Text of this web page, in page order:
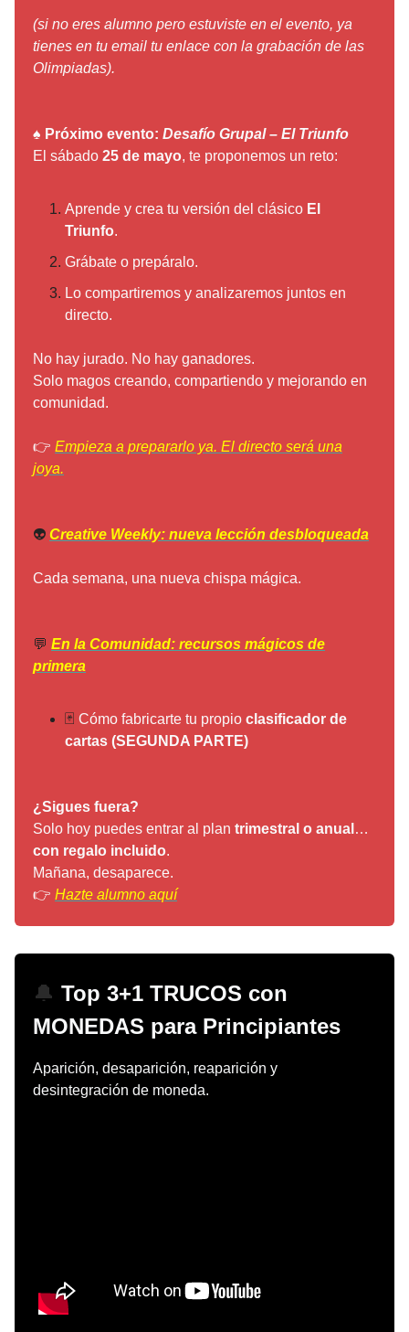
(si no eres alumno pero estuviste en el evento, ya
tienes en tu email tu enlace con la grabación de las
Olimpiadas).
♠️ Próximo evento: Desafío Grupal – El Triunfo
El sábado 25 de mayo, te proponemos un reto:
Aprende y crea tu versión del clásico El
Triunfo.
Grábate o prepáralo.
Lo compartiremos y analizaremos juntos en
directo.
No hay jurado. No hay ganadores.
Solo magos creando, compartiendo y mejorando en
comunidad.
👉 Empieza a prepararlo ya. El directo será una
joya.
👽️ Creative Weekly: nueva lección desbloqueada
Cada semana, una nueva chispa mágica.
💬 En la Comunidad: recursos mágicos de
primera
🃏 Cómo fabricarte tu propio clasificador de
cartas (SEGUNDA PARTE)
¿Sigues fuera?
Solo hoy puedes entrar al plan trimestral o anual …
con regalo incluido.
Mañana, desaparece.
👉 Hazte alumno aquí
🔔 Top 3+1 TRUCOS con
MONEDAS para Principiantes
Aparición, desaparición, reaparición y
desintegración de moneda.